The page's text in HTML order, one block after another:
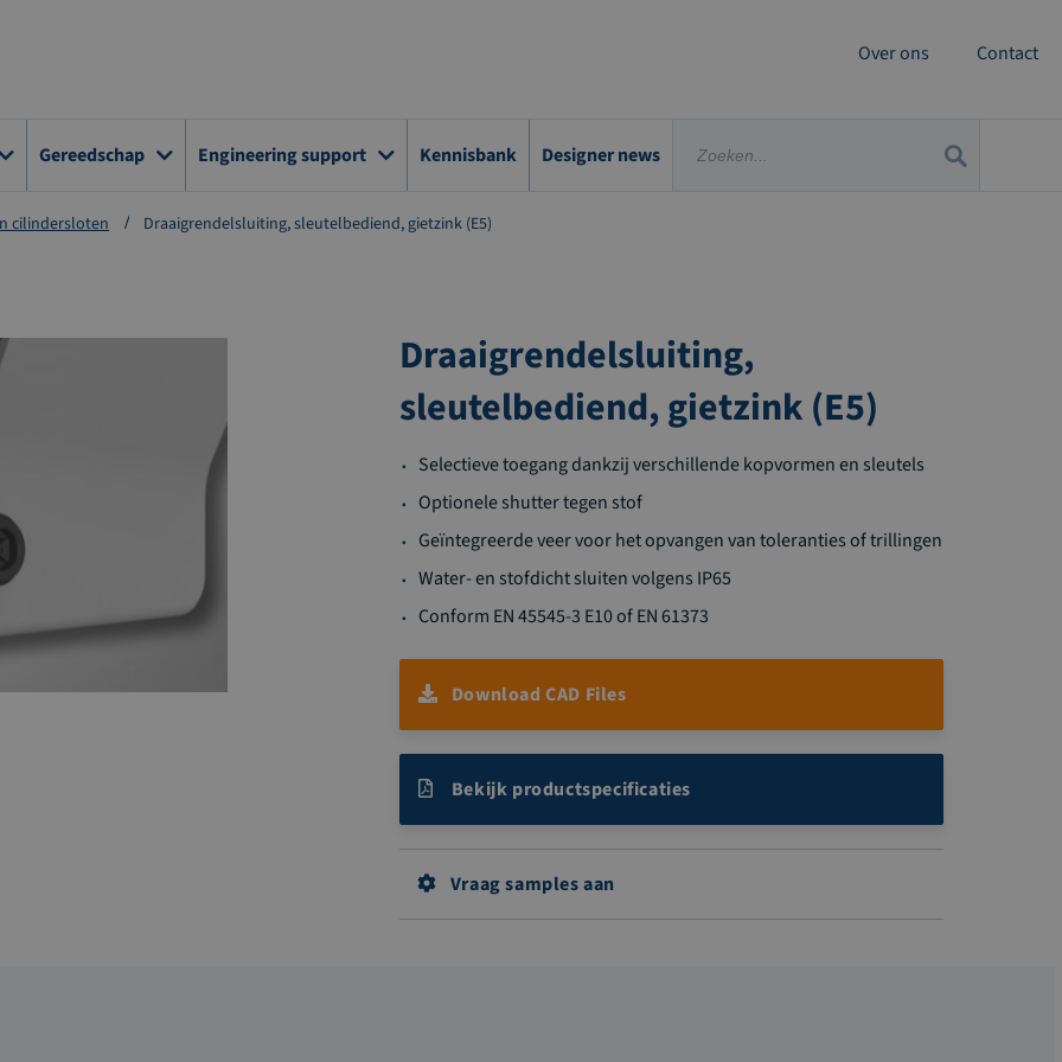
Over ons Contact
Gereedschap Engineering support Kennisbank Designer news
cilindersloten Draaigrendelsluiting, sleutelbediend, gietzink (E5)
Draaigrendelsluiting,
sleutelbediend, gietzink (E5)
Selectieve toegang dankzij verschillende kopvormen en sleutels
Optionele shutter tegen stof
Geïntegreerde veer voor het opvangen van toleranties of trillingen
Water- en stofdicht sluiten volgens IP65
Conform EN 45545-3 E10 of EN 61373
Download CAD Files
Bekijk productspecificaties
Vraag samples aan